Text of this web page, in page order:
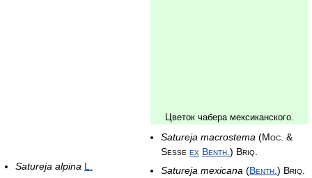
Цветок чабера мексиканского.
Satureja alpina L.
Satureja macrostema (Moc. &
Sesse ex Benth. ) Briq.
Satureja mexicana (Benth. ) Briq.